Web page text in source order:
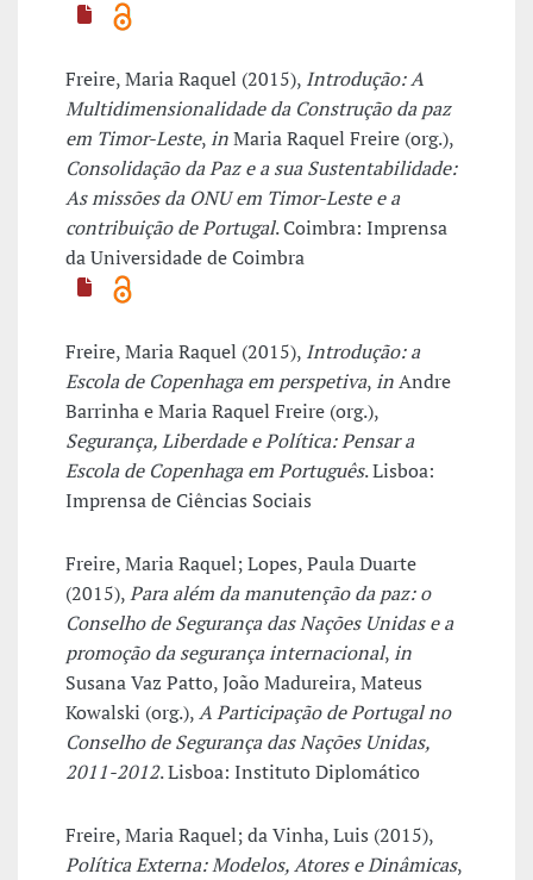
Freire, Maria Raquel (2015), Introdução: A
Multidimensionalidade da Construção da paz
em Timor-Leste,inMaria Raquel Freire (org.),
Consolidação da Paz e a sua Sustentabilidade:
As missões da ONU em Timor-Leste e a
contribuição de Portugal. Coimbra: Imprensa
da Universidade de Coimbra
Freire, Maria Raquel (2015), Introdução: a
Escola de Copenhaga em perspetiva,inAndre
Barrinha e Maria Raquel Freire (org.),
Segurança, Liberdade e Política: Pensar a
Escola de Copenhaga em Português. Lisboa:
Imprensa de Ciências Sociais
Freire, Maria Raquel; Lopes, Paula Duarte
(2015),Para além da manutenção da paz: o
Conselho de Segurança das Nações Unidas e a
promoção da segurança internacional,in
Susana Vaz Patto, João Madureira, Mateus
Kowalski (org.),A Participação de Portugal no
Conselho de Segurança das Nações Unidas,
2011-2012. Lisboa: Instituto Diplomático
Freire, Maria Raquel; da Vinha, Luis (2015),
Política Externa: Modelos, Atores e Dinâmicas,